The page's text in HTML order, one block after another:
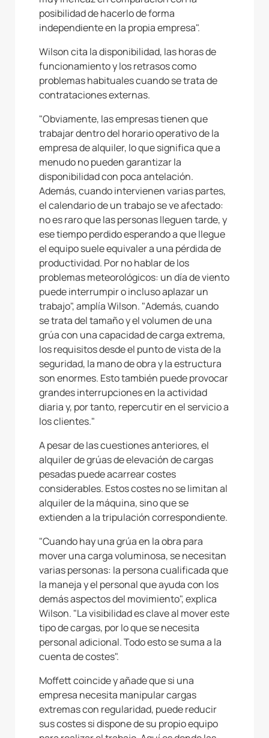
posibilidad de hacerlo de forma
independiente en la propia empresa".
Wilson cita la disponibilidad, las horas de
funcionamiento y los retrasos como
problemas habituales cuando se trata de
contrataciones externas.
"Obviamente, las empresas tienen que
trabajar dentro del horario operativo de la
empresa de alquiler, lo que significa que a
menudo no pueden garantizar la
disponibilidad con poca antelación.
Además, cuando intervienen varias partes,
el calendario de un trabajo se ve afectado:
no es raro que las personas lleguen tarde, y
ese tiempo perdido esperando a que llegue
el equipo suele equivaler a una pérdida de
productividad. Por no hablar de los
problemas meteorológicos: un día de viento
puede interrumpir o incluso aplazar un
trabajo", amplía Wilson. "Además, cuando
se trata del tamaño y el volumen de una
grúa con una capacidad de carga extrema,
los requisitos desde el punto de vista de la
seguridad, la mano de obra y la estructura
son enormes. Esto también puede provocar
grandes interrupciones en la actividad
diaria y, por tanto, repercutir en el servicio a
los clientes."
A pesar de las cuestiones anteriores, el
alquiler de grúas de elevación de cargas
pesadas puede acarrear costes
considerables. Estos costes no se limitan al
alquiler de la máquina, sino que se
extienden a la tripulación correspondiente.
"Cuando hay una grúa en la obra para
mover una carga voluminosa, se necesitan
varias personas: la persona cualificada que
la maneja y el personal que ayuda con los
demás aspectos del movimiento", explica
Wilson. "La visibilidad es clave al mover este
tipo de cargas, por lo que se necesita
personal adicional. Todo esto se suma a la
cuenta de costes".
Moffett coincide y añade que si una
empresa necesita manipular cargas
extremas con regularidad, puede reducir
sus costes si dispone de su propio equipo